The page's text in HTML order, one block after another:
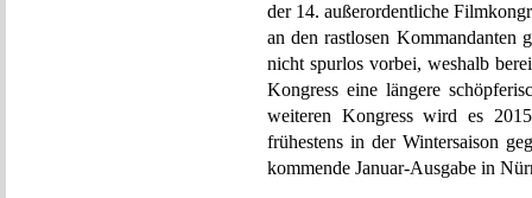
der 14. außerordentliche
an den rastlosen Kommandanten
nicht spurlos vorbei, weshalb
Kongress eine längere
weiteren Kongress wird es
frühestens in der Wintersaison
kommende Januar-Ausgabe in